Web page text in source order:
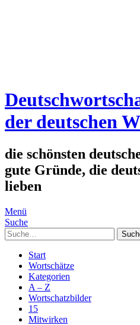
der deutschen
die schönsten
gute Gründe, die
lieben
Menü
Suche
Suche
Start
Wortschätze
Kategorien
A – Z
Wortschatzbilder
15
Mitwirken